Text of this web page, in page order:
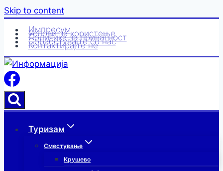
Skip to content
Импресум
Услови за користење
Политика за приватност
Соработувајте со нас
Контактирајте нè
Туризам
Сместување
Крушево